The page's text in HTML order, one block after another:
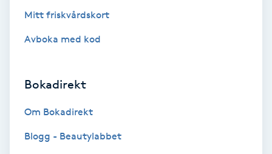
Fotmassage
Fotvård
Fransar
Mitt friskvårdskort
Avboka med kod
Bokadirekt
Om Bokadirekt
Blogg - Beautylabbet